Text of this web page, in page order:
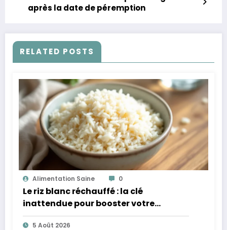
après la date de péremption
RELATED POSTS
Alimentation Saine 0
Le riz blanc réchauffé : la clé
inattendue pour booster votre
microbiote
5 Août 2026